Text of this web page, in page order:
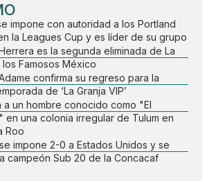
impone con autoridad a los Portland
la Leagues Cup y es líder de su grupo
es la segunda eliminada de La
los Famosos México
confirma su regreso para la
de ‘La Granja VIP’
a un hombre conocido como "El
en una colonia irregular de Tulum en
Roo
impone 2-0 a Estados Unidos y se
campeón Sub 20 de la Concacaf